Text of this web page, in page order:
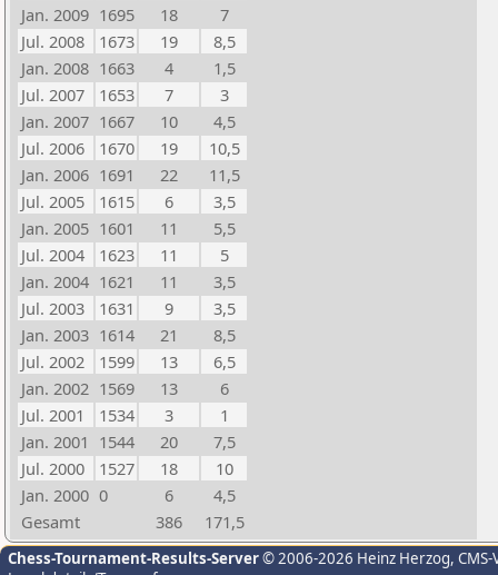
Jan. 2009 1695 18
7
Jul. 2008
1673 19
8,5
Jan. 2008 1663 4
1,5
Jul. 2007
1653 7
3
Jan. 2007 1667 10
4,5
Jul. 2006
1670 19
10,5
Jan. 2006 1691 22
11,5
Jul. 2005
1615 6
3,5
Jan. 2005 1601 11
5,5
Jul. 2004
1623 11
5
Jan. 2004 1621 11
3,5
Jul. 2003
1631 9
3,5
Jan. 2003 1614 21
8,5
Jul. 2002
1599 13
6,5
Jan. 2002 1569 13
6
Jul. 2001
1534 3
1
Jan. 2001 1544 20
7,5
Jul. 2000
1527 18
10
Jan. 2000 0 6
4,5
Gesamt
386 171,5
Chess-Tournament-Results-Server© 2006-2026 Heinz Herzog,